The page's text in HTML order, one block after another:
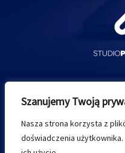
Szanujemy Twoją
Nasza strona korzysta z
doświadczenia
+48